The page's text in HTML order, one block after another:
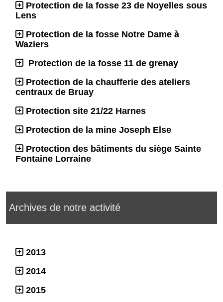
Protection de la fosse 23 de Noyelles sous
Lens
Protection de la fosse Notre Dame à
Waziers
Protection de la fosse 11 de grenay
Protection de la chaufferie des ateliers
centraux de Bruay
Protection site 21/22 Harnes
Protection de la mine Joseph Else
Protection des bâtiments du siège Sainte
Fontaine Lorraine
Archives de notre activité
2013
2014
2015